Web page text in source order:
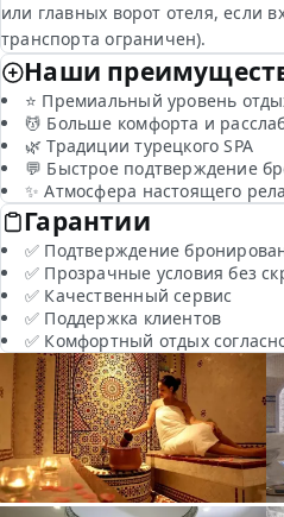
или главных ворот отеля, если
транспорта ограничен).
Наши
⭐ Премиальный уровень
💆 Больше комфорта и
🌿 Традиции турецкого SPA
💬 Быстрое подтверждение
✨ Атмосфера настоящего
Гарантии
✅ Подтверждение
✅ Прозрачные условия без
✅ Качественный сервис
✅ Поддержка клиентов
✅ Комфортный отдых